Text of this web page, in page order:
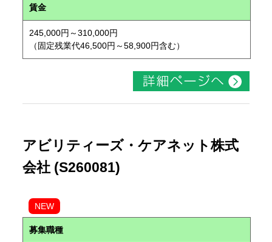
賃金
245,000円～310,000円
（固定残業代46,500円～58,900円含む）
アビリティーズ・ケアネット株式
会社 (S260081)
NEW
募集職種